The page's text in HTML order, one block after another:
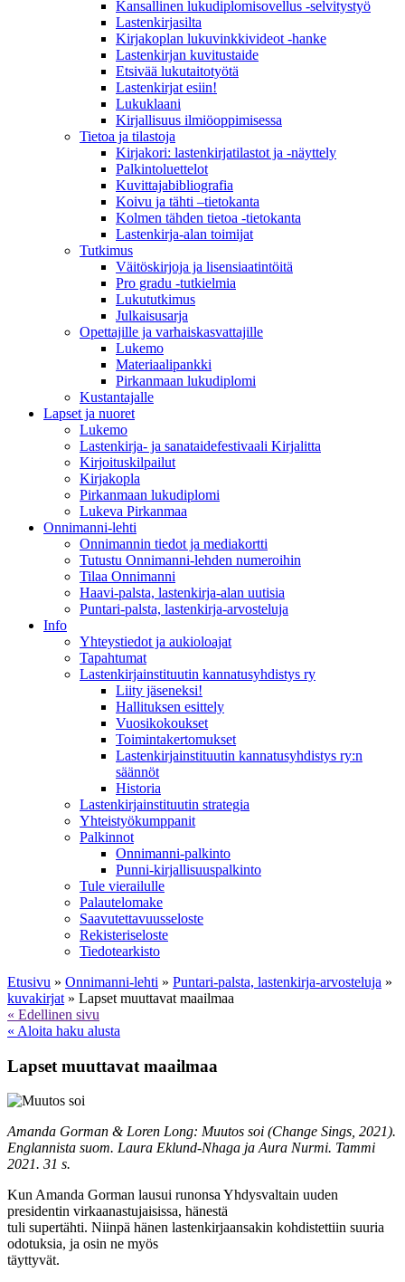
Kansallinen lukudiplomisovellus -selvitystyö
Lastenkirjasilta
Kirjakoplan lukuvinkkivideot -hanke
Lastenkirjan kuvitustaide
Etsivää lukutaitotyötä
Lastenkirjat esiin!
Lukuklaani
Kirjallisuus ilmiöoppimisessa
Tietoa ja tilastoja
Kirjakori: lastenkirjatilastot ja -näyttely
Palkintoluettelot
Kuvittaja­bibliografia
Koivu ja tähti –tietokanta
Kolmen tähden tietoa -tietokanta
Lastenkirja-alan toimijat
Tutkimus
Väitöskirjoja ja lisensiaatintöitä
Pro gradu -tutkielmia
Lukututkimus
Julkaisusarja
Opettajille ja varhaiskasvattajille
Lukemo
Materiaalipankki
Pirkanmaan lukudiplomi
Kustantajalle
Lapset ja nuoret
Lukemo
Lastenkirja- ja sanataidefestivaali Kirjalitta
Kirjoituskilpailut
Kirjakopla
Pirkanmaan lukudiplomi
Lukeva Pirkanmaa
Onnimanni-lehti
Onnimannin tiedot ja mediakortti
Tutustu Onnimanni-lehden numeroihin
Tilaa Onnimanni
Haavi-palsta, lastenkirja-alan uutisia
Puntari-palsta, lastenkirja-arvosteluja
Info
Yhteystiedot ja aukioloajat
Tapahtumat
Lastenkirjainstituutin kannatusyhdistys ry
Liity jäseneksi!
Hallituksen esittely
Vuosikokoukset
Toimintakertomukset
Lastenkirjainstituutin kannatusyhdistys ry:n
säännöt
Historia
Lastenkirjainstituutin strategia
Yhteistyökumppanit
Palkinnot
Onnimanni-palkinto
Punni-kirjallisuuspalkinto
Tule vierailulle
Palautelomake
Saavutettavuusseloste
Rekisteriseloste
Tiedotearkisto
Etusivu » Onnimanni-lehti » Puntari-palsta, lastenkirja-arvosteluja »
kuvakirjat » Lapset muuttavat maailmaa
« Edellinen sivu
« Aloita haku alusta
Lapset muuttavat maailmaa
Amanda Gorman & Loren Long: Muutos soi (Change Sings, 2021).
Englannista suom. Laura Eklund-Nhaga ja Aura Nurmi. Tammi
2021. 31 s.
Kun Amanda Gorman lausui runonsa Yhdysvaltain uuden
presidentin virkaanastujaisissa, hänestä
tuli supertähti. Niinpä hänen lastenkirjaansakin kohdistettiin suuria
odotuksia, ja osin ne myös
täyttyvät.